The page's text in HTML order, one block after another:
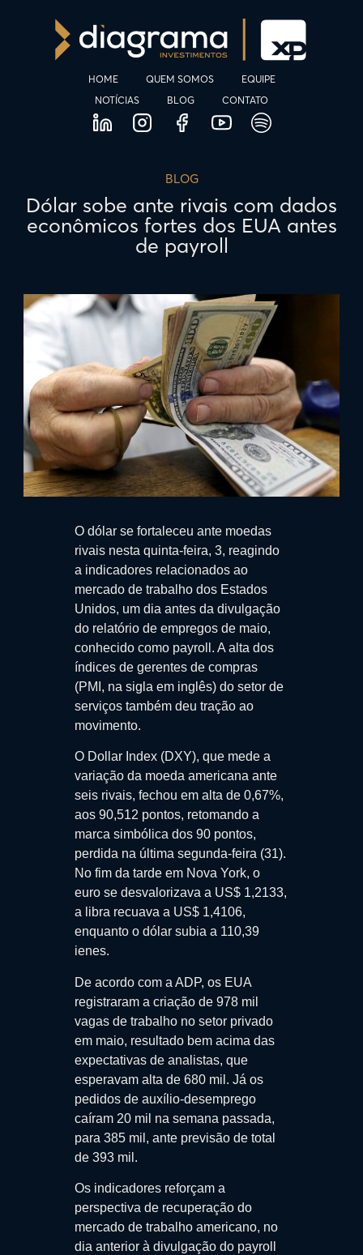
HOME QUEM SOMOS
EQUIPE
NOTÍCIAS
BLOG CONTATO
BLOG
Dólar sobe ante rivais com dados
econômicos fortes dos EUA antes
de payroll
O dólar se fortaleceu ante moedas
rivais nesta quinta-feira, 3, reagindo
a indicadores relacionados ao
mercado de trabalho dos Estados
Unidos, um dia antes da divulgação
do relatório de empregos de maio,
conhecido como payroll. A alta dos
índices de gerentes de compras
(PMI, na sigla em inglês) do setor de
serviços também deu tração ao
movimento.
O Dollar Index (DXY), que mede a
variação da moeda americana ante
seis rivais, fechou em alta de 0,67%,
aos 90,512 pontos, retomando a
marca simbólica dos 90 pontos,
perdida na última segunda-feira (31).
No fim da tarde em Nova York, o
euro se desvalorizava a US$ 1,2133,
a libra recuava a US$ 1,4106,
enquanto o dólar subia a 110,39
ienes.
De acordo com a ADP, os EUA
registraram a criação de 978 mil
vagas de trabalho no setor privado
em maio, resultado bem acima das
expectativas de analistas, que
esperavam alta de 680 mil. Já os
pedidos de auxílio-desemprego
caíram 20 mil na semana passada,
para 385 mil, ante previsão de total
de 393 mil.
Os indicadores reforçam a
perspectiva de recuperação do
mercado de trabalho americano, no
dia anterior à divulgação do payroll